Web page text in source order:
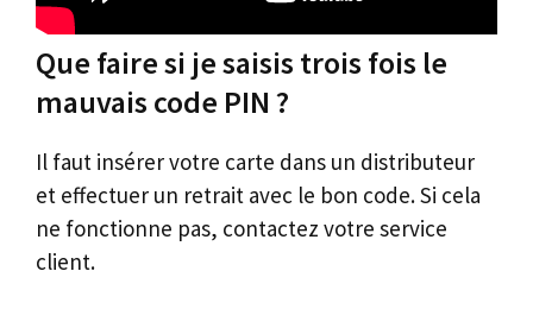
Que faire si je saisis trois fois le
mauvais code PIN ?
Il faut insérer votre carte dans un distributeur
et effectuer un retrait avec le bon code. Si cela
ne fonctionne pas, contactez votre service
client.